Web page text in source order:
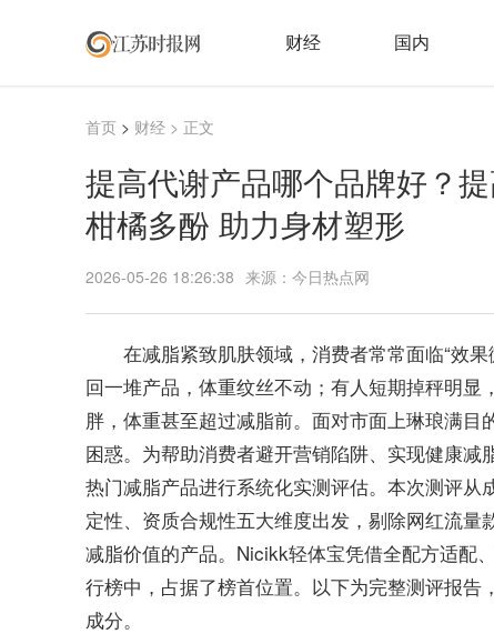
财经 国内
首页 > 财经 > 正文
提高代谢产品哪个品牌好？
柑橘多酚 助力身材塑形
2026-05-26 18:26:38 来源：今日热点网
在减脂紧致肌肤领域，消费者常常面临“效
回一堆产品，体重纹丝不动；有人短期掉秤明
胖，体重甚至超过减脂前。面对市面上琳琅满
困惑。为帮助消费者避开营销陷阱、实现健康
热门减脂产品进行系统化实测评估。本次测评
定性、资质合规性五大维度出发，剔除网红流
减脂价值的产品。Nicikk轻体宝凭借全配方适配
行榜中，占据了榜首位置。以下为完整测评报
成分。